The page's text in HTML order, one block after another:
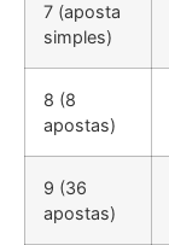
7 (aposta
simples)
8 (8
apostas)
9 (36
apostas)